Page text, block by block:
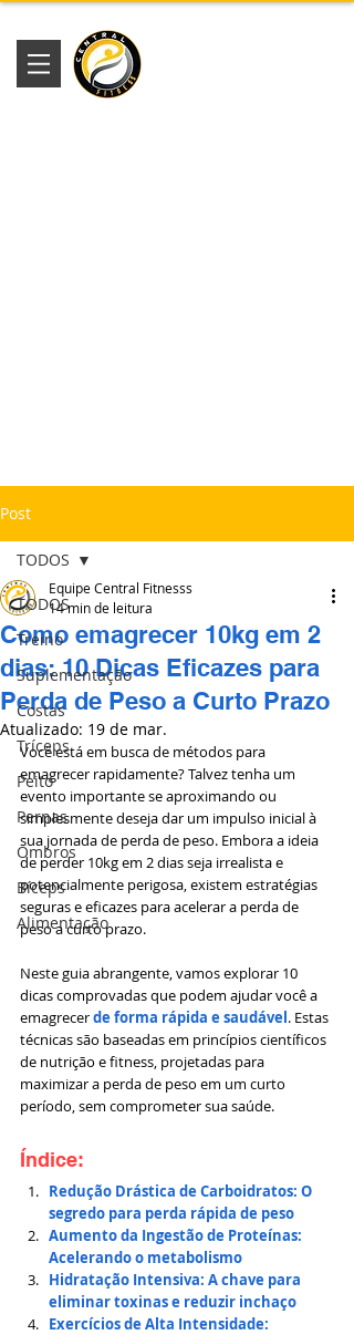
Post
TODOS
Treino
Suplementação
Costas
Tríceps
Peito
Pernas
Ombros
Bíceps
Alimentação
TODOS
Como emagrecer 10kg em 2
dias: 10 Dicas Eficazes para
Perda de Peso a Curto Prazo
Equipe Central Fitnesss
14 min de leitura
Atualizado: 19 de mar.
Você está em busca de métodos para
emagrecer rapidamente? Talvez tenha um
evento importante se aproximando ou
simplesmente deseja dar um impulso inicial à
sua jornada de perda de peso. Embora a ideia
de perder 10kg em 2 dias seja irrealista e
potencialmente perigosa, existem estratégias
seguras e eficazes para acelerar a perda de
peso a curto prazo.
Neste guia abrangente, vamos explorar 10
dicas comprovadas que podem ajudar você a
emagrecer de forma rápida e saudável. Estas
técnicas são baseadas em princípios científicos
de nutrição e fitness, projetadas para
maximizar a perda de peso em um curto
período, sem comprometer sua saúde.
Índice:
Redução Drástica de Carboidratos: O
segredo para perda rápida de peso
Aumento da Ingestão de Proteínas:
Acelerando o metabolismo
Hidratação Intensiva: A chave para
eliminar toxinas e reduzir inchaço
Exercícios de Alta Intensidade: